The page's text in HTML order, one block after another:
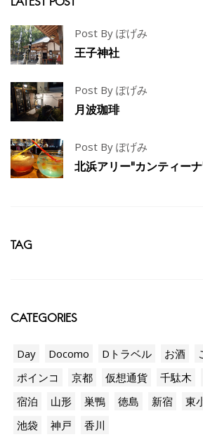
Post By ぽげみ
王子神社
Post By ぽげみ
月波珈琲
Post By ぽげみ
北浜アリー"カンティー
TAG
CATEGORIES
Day Docomo Dトラベル お酒
ポインコ
京都 仮想通貨 千駄木
宿泊
山形 巣鴨 徳島 新宿 東
池袋
神戸 香川